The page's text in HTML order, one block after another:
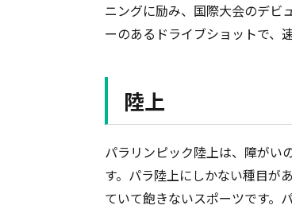
ニングに励み、国際大会のデビ
ーのあるドライブショットで、
陸上
パラリンピック陸上は、障がい
す。パラ陸上にしかない種目が
ていて飽きないスポーツです。